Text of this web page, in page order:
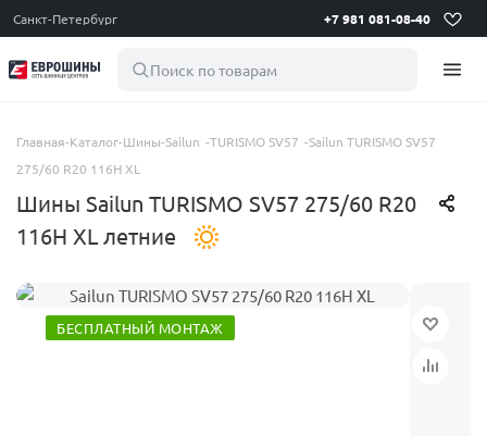
Санкт-Петербург +7 981 081-08-40
Поиск по товарам
Главная-Каталог-Шины-Sailun -TURISMO SV57 -Sailun TURISMO SV57
275/60 R20 116H XL
Шины Sailun TURISMO SV57 275/60 R20
116H XL летние
БЕСПЛАТНЫЙ МОНТАЖ